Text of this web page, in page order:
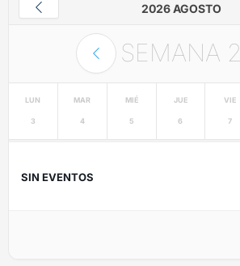
2026 AGOSTO
SEMANA 2
LUN
3
MAR
4
MIÉ
5
JUE
6
VIE
7
SIN EVENTOS